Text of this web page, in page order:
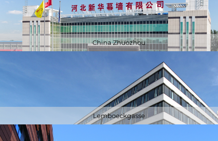
China Zhuozhou
Lemboeckgasse